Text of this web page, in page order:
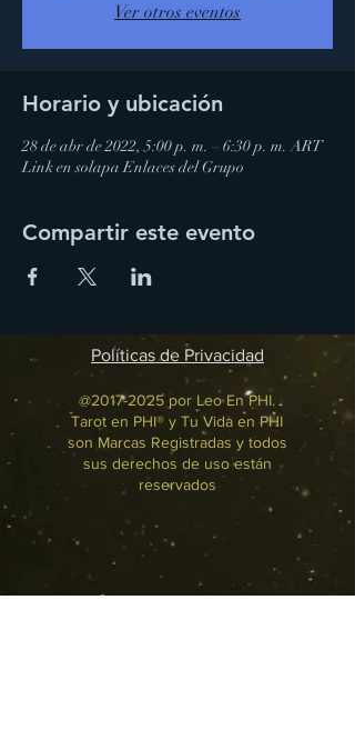
Ver otros eventos
Horario y ubicación
28 de abr de 2022, 5:00 p. m. – 6:30 p. m. ART
Link en solapa Enlaces del Grupo
Compartir este evento
Políticas de Privacidad
@2017-2025 por Leo En PHI.
Tarot en PHI® y Tu Vida en PHI
son Marcas Registradas y todos
sus derechos de uso están
reservados